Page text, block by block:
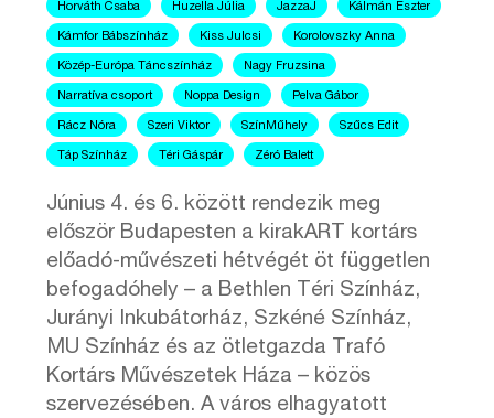
Horváth Csaba Huzella Júlia JazzaJ Kálmán Eszter
Kámfor Bábszínház Kiss Julcsi Korolovszky Anna
Közép-Európa Táncszínház Nagy Fruzsina
Narratíva csoport Noppa Design Pelva Gábor
Rácz Nóra Szeri Viktor SzínMűhely Szűcs Edit
Táp Színház Téri Gáspár Zéró Balett
Június 4. és 6. között rendezik meg
először Budapesten a kirakART kortárs
előadó-művészeti hétvégét öt független
befogadóhely – a Bethlen Téri Színház,
Jurányi Inkubátorház, Szkéné Színház,
MU Színház és az ötletgazda Trafó
Kortárs Művészetek Háza – közös
szervezésében. A város elhagyatott